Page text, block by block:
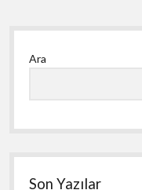
Yan
Menü
Ara
Son Yazılar